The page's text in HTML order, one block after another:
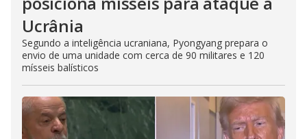
Ucrânia
Segundo a inteligência ucraniana, Pyongyang prepara o
envio de uma unidade com cerca de 90 militares e 120
mísseis balísticos